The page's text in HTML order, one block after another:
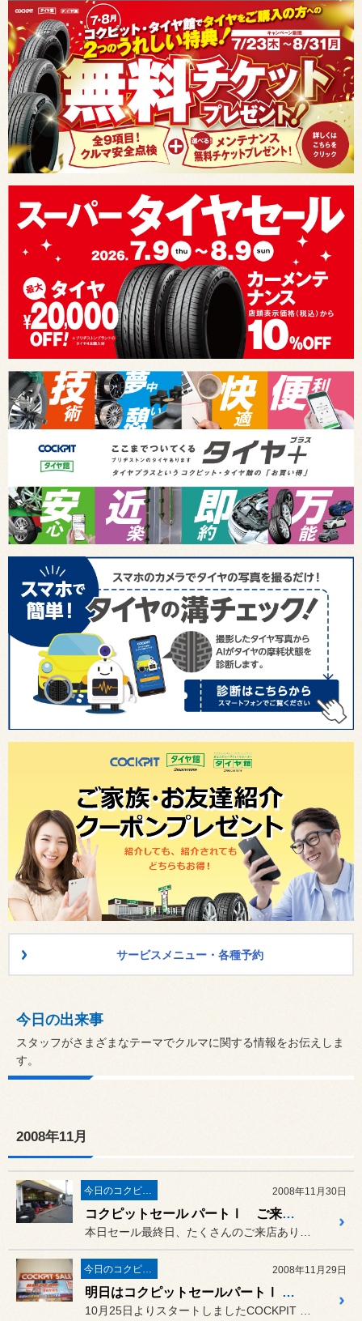
サービスメニュー・各種予約
今日の出来事
スタッフがさまざまなテーマでクルマに関する情報をお伝えしま
す。
2008年11月
今日のコクピット西部 2008年11月30日
コクピットセール パートⅠ ご来店ありがとうございます。
今日のコクピット西部 2008年11月29日
明日はコクピットセールパートⅠ 最終日です!!